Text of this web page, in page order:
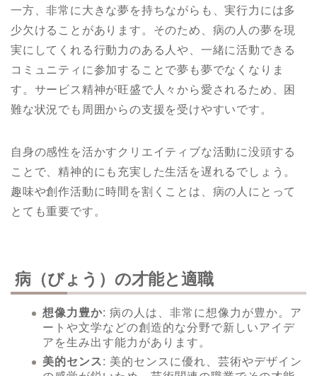
一方、非常に大きな夢を持ちながらも、実行力には多
少欠けることがあります。そのため、病の人の夢を現
実にしてくれる行動力のある人や、一緒に活動できる
コミュニティに参加することで夢も夢でなくなりま
す。サービス精神が旺盛で人々から愛されるため、困
難な状況でも周囲からの支援を受けやすいです。
自身の感性を活かすクリエイティブな活動に没頭する
ことで、精神的にも充実した生活を遅れるでしょう。
趣味や創作活動に時間を割くことは、病の人にとって
とても重要です。
病（びょう）の才能と適職
想像力豊か: 病の人は、非常に想像力が豊か。ア
ートや文学などの創造的な分野で新しいアイデ
アを生み出す能力があります。
美的センス: 美的センスに優れ、芸術やデザイン